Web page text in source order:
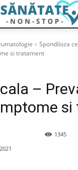
Spondiloza
si tratament
–
1345